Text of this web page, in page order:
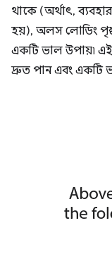
থাকে (অর্থাৎ,
হয়), অলস লোডিং
একটি ভাল উপায়৷
দ্রুত পান এবং একটি